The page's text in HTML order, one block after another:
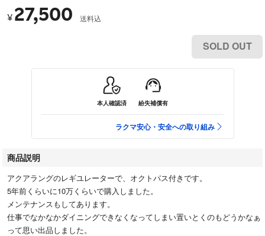
¥ 27,500 送料込
SOLD OUT
本人確認済 紛失補償有
ラクマ安心・安全への取り組み
商品説明
アクアラングのレギユレーターで、オクトパス付きです。
5年前くらいに10万くらいで購入しました。
メンテナンスもしてあります。
仕事でなかなかダイニングできなくなってしまい置いとくのもどうかなぁ
って思い出品しました。